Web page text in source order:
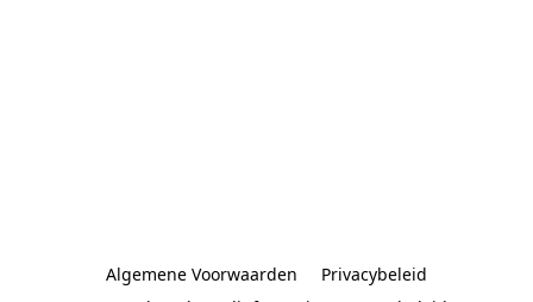
Algemene Voorwaarden
Privacybeleid